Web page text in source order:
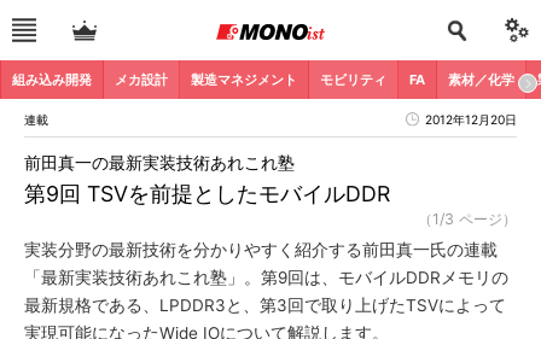
組み込み開発 メカ設計 製造マネジメント モビリティ FA 素材／化学
連載 2012年12月20日
第9回 TSVを前提としたモバイルDDR
前田真一の最新実装技術あれこれ塾
（1/3 ページ）
実装分野の最新技術を分かりやすく紹介する前田真一氏の連載
「最新実装技術あれこれ塾」。第9回は、モバイルDDRメモリの
最新規格である、LPDDR3と、第3回で取り上げたTSVによって
実現可能になったWide IOについて解説します。